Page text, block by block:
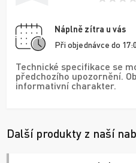
Náplně zítra u vás
Při objednávce do
Technické specifikace se
předchozího upozornění.
informativní charakter.
Další produkty z naší